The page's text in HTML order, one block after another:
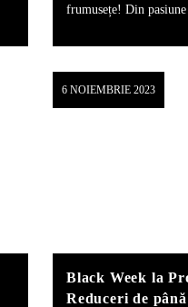
frumusețe! Din
6 NOIEMBRIE 2023
Black Week la
Reduceri de